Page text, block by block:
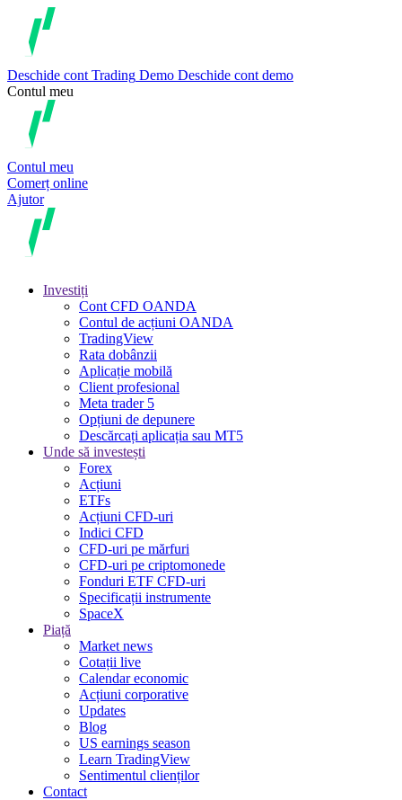
Deschide cont Trading Demo Deschide cont demo
Contul meu
Contul meu
Comerț online
Ajutor
Investiți
Cont CFD OANDA
Contul de acțiuni OANDA
TradingView
Rata dobânzii
Aplicație mobilă
Client profesional
Meta trader 5
Opțiuni de depunere
Descărcați aplicația sau MT5
Unde să investești
Forex
Acțiuni
ETFs
Acțiuni CFD-uri
Indici CFD
CFD-uri pe mărfuri
CFD-uri pe criptomonede
Fonduri ETF CFD-uri
Specificații instrumente
SpaceX
Piață
Market news
Cotații live
Calendar economic
Acțiuni corporative
Updates
Blog
US earnings season
Learn TradingView
Sentimentul clienților
Contact